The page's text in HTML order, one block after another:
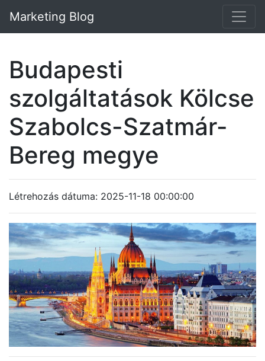
Marketing Blog
Budapesti
szolgáltatások Kölcse
Szabolcs-Szatmár-
Bereg megye
Létrehozás dátuma: 2025-11-18 00:00:00